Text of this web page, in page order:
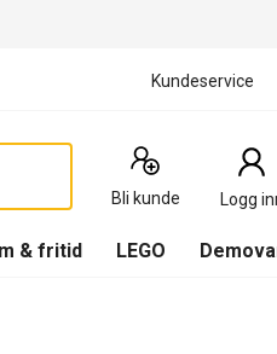
Kundeservice
Bli kunde Logg
& fritid LEGO